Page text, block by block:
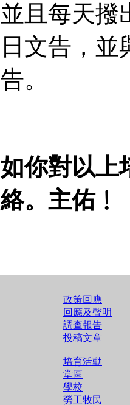
並且每天撥
日文告，
告。
如你對以上
絡。主佑﹗
政策回應
回應及聲明
調查報告
投稿文章
培育活動
堂區
學校
勞工牧民